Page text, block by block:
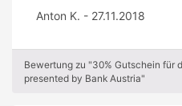
Anton K. - 27.11.2018
Bewertung zu "30% Gutschein für
presented by Bank Austria"